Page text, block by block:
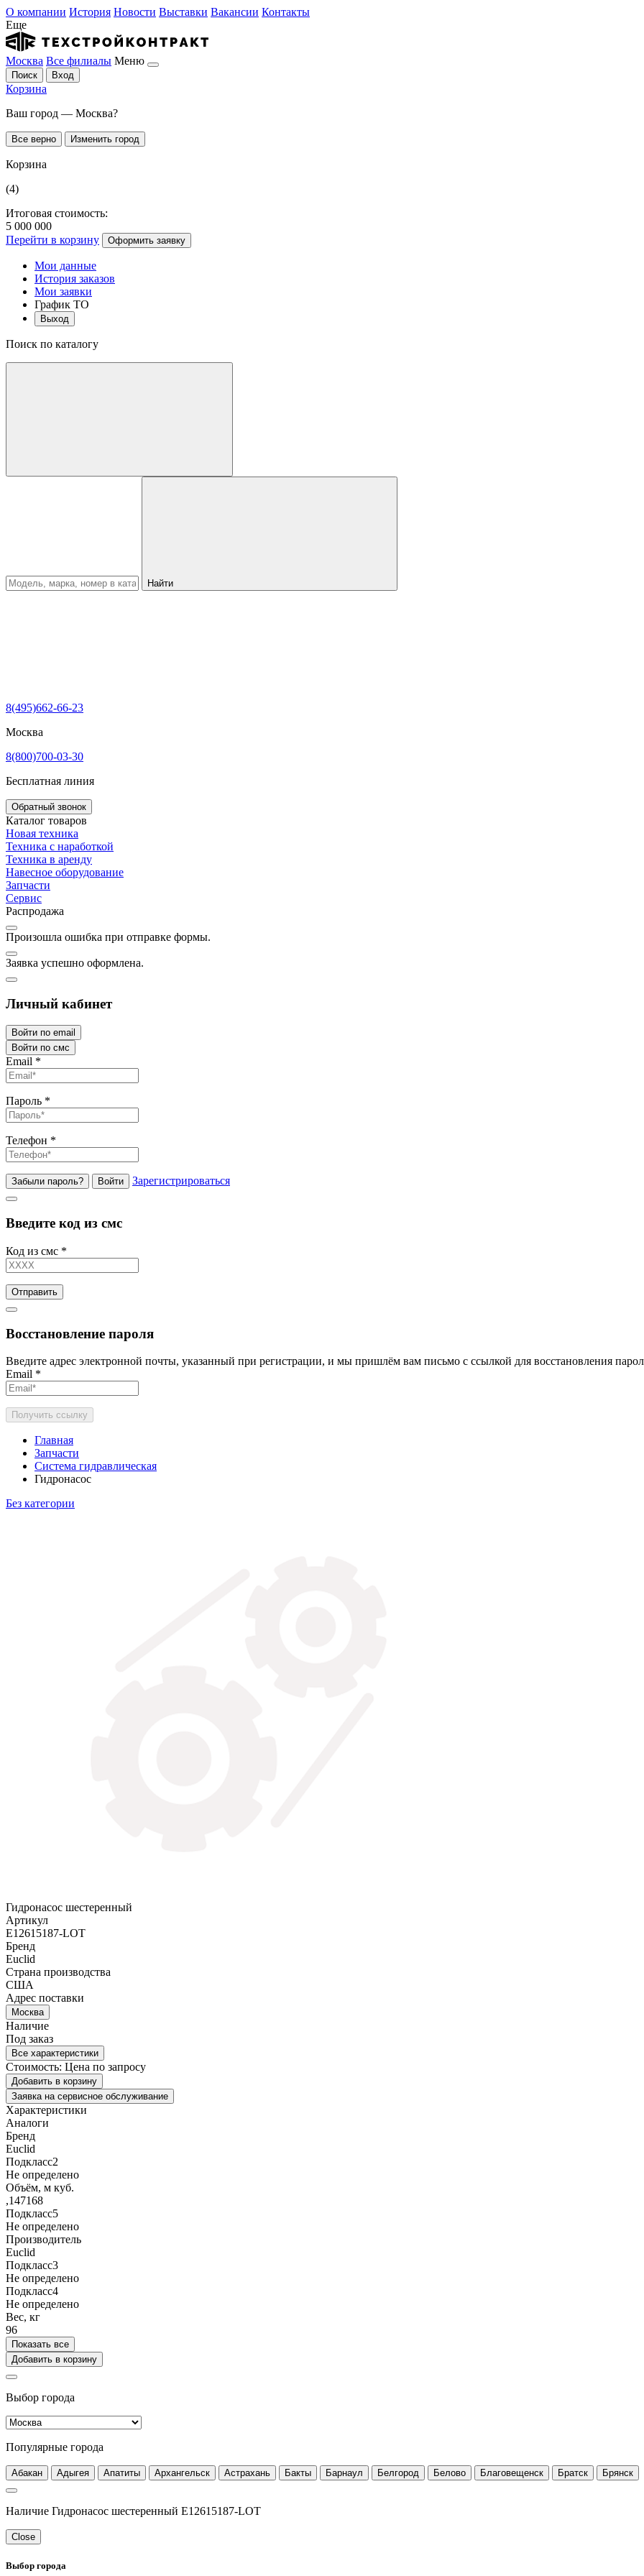
О компании История Новости Выставки Вакансии Контакты
Еще
Москва Все филиалы Меню
Поиск Вход
Корзина
Ваш город — Москва?
Все верно Изменить город
Корзина
(4)
Итоговая стоимость:
5 000 000
Перейти в корзину
Оформить заявку
Мои данные
История заказов
Мои заявки
График ТО
Выход
Поиск по каталогу
Найти
8(495)662-66-23
Москва
8(800)700-03-30
Бесплатная линия
Обратный звонок
Каталог товаров
Новая техника
Техника с наработкой
Техника в аренду
Навесное оборудование
Запчасти
Сервис
Распродажа
Произошла ошибка при отправке формы.
Заявка успешно оформлена.
Личный кабинет
Войти по email
Войти по смс
Email *
Пароль *
Телефон *
Забыли пароль? Войти Зарегистрироваться
Введите код из смс
Код из смс *
Отправить
Восстановление пароля
Введите адрес электронной почты, указанный при регистрации, и мы пришлём вам письмо с ссылкой для восстановления
Email *
Получить ссылку
Главная
Запчасти
Система гидравлическая
Гидронасос
Без категории
Гидронасос шестеренный
Артикул
E12615187-LOT
Бренд
Euclid
Страна производства
США
Адрес поставки
Москва
Наличие
Под заказ
Все характеристики
Стоимость: Цена по запросу
Добавить в корзину
Заявка на сервисное обслуживание
Характеристики
Аналоги
Бренд
Euclid
Подкласс2
Не определено
Объём, м куб.
,147168
Подкласс5
Не определено
Производитель
Euclid
Подкласс3
Не определено
Подкласс4
Не определено
Вес, кг
96
Показать все
Добавить в корзину
Выбор города
Популярные города
Абакан Адыгея Апатиты Архангельск Астрахань Бакты Барнаул Белгород Белово Благовещенск Братск Брянск
Наличие Гидронасос шестеренный E12615187-LOT
Close
Выбор города